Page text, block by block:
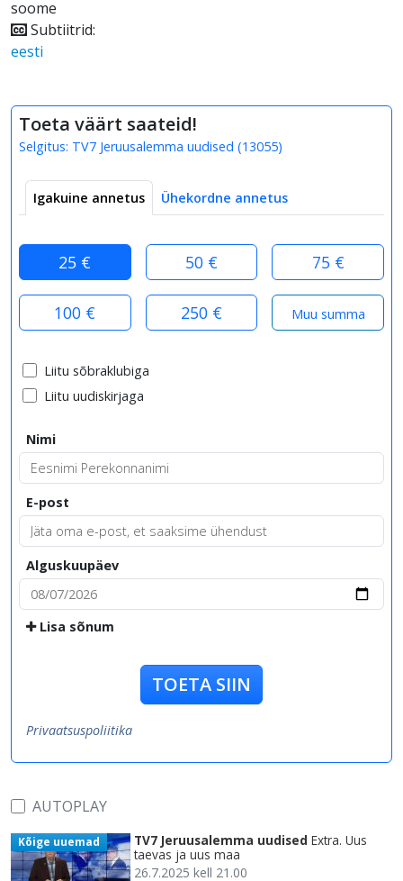
soome
Subtiitrid:
eesti
Toeta väärt saateid!
Selgitus: TV7 Jeruusalemma uudised (13055)
Igakuine annetus Ühekordne annetus
25 € 50 € 75 €
100 € 250 €
Liitu sõbraklubiga
Liitu uudiskirjaga
Nimi
E-post
Alguskuupäev
Lisa sõnum
TOETA SIIN
Privaatsuspoliitika
AUTOPLAY
Kõige uuemad TV7 Jeruusalemma uudised Extra. Uus
taevas ja uus maa
26.7.2025 kell 21.00